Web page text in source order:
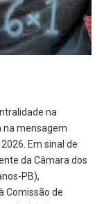
na
na mensagem
Em sinal de
da Câmara dos
PB),
Comissão de